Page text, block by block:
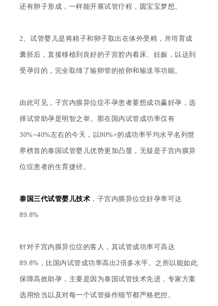
还有卵子形成，一样能开展试管疗程，圆宝宝梦想。
2、试管婴儿是将精子和卵子取出在体外受精，并培育成
囊胚后，直接移植到良好的子宫腔内着床、妊娠，以达到
受孕目的，完全取缔了输卵管的拾卵和输送等功能。
由此可见，子宫内膜异位症不孕患者要想成功赢好孕，选
择试管助孕是明智之举。那在国内试管成功率仅有
30%~40%左右的今天，以80%+的成功率平均水平名列世
界榜首的泰 国试管婴儿优势更加凸显，无疑是子宫内膜异
位症患者的生育捷径。
泰国三代试管婴儿技术 ，子宫内膜异位症好孕率可达
89.8%
针对子宫内膜异位症的客人，其试管成功率可高达
89.8%，比国内试管成功率高出2倍多水平。之所以能如此
保障高效助孕，主要是因为泰国试管技术先进，专家方案
选用恰当以及对每一个试管操作细节都严格把控。